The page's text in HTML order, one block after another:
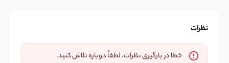
نظرات
خطا در بارگیری نظرات. لطفاً دوباره تلاش کنید.